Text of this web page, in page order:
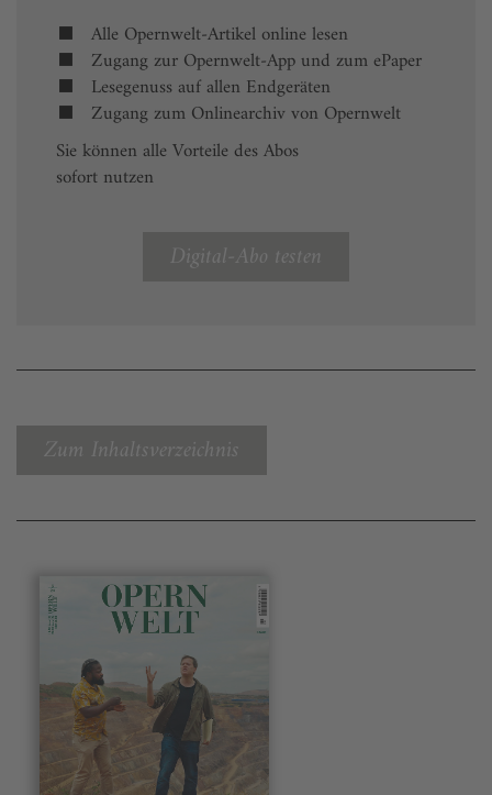
Alle Opernwelt-Artikel online lesen
Zugang zur Opernwelt-App und zum ePaper
Lesegenuss auf allen Endgeräten
Zugang zum Onlinearchiv von Opernwelt
Sie können alle Vorteile des Abos
sofort nutzen
Digital-Abo testen
Zum Inhaltsverzeichnis